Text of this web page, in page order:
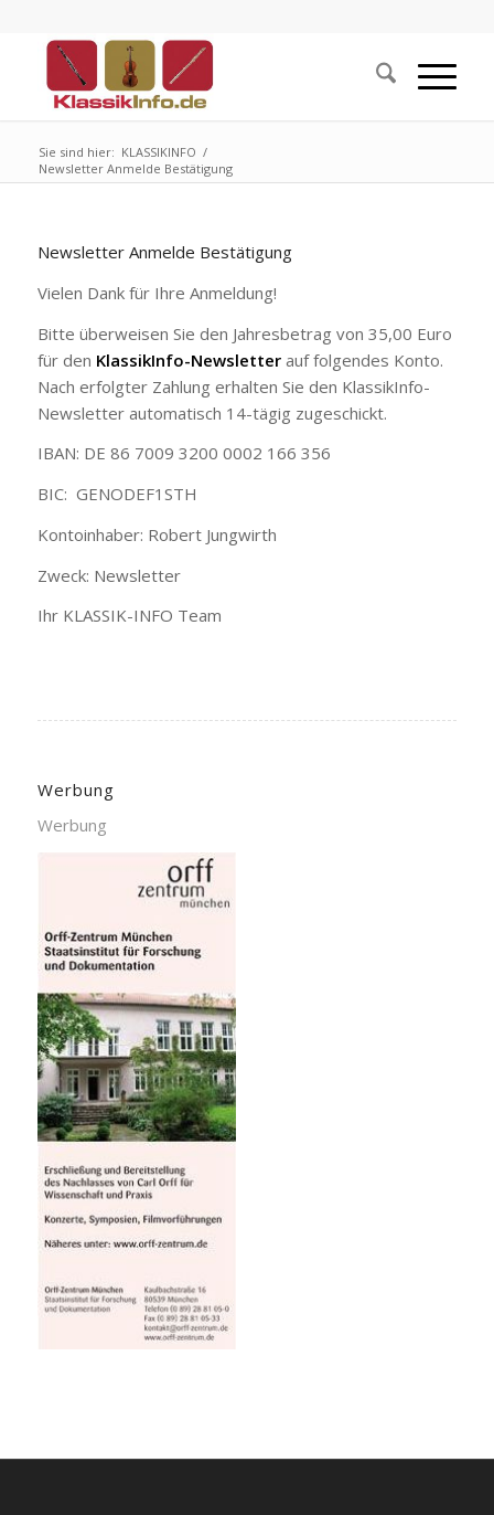
Sie sind hier: KLASSIKINFO /
Newsletter Anmelde Bestätigung
Newsletter Anmelde Bestätigung
Vielen Dank für Ihre Anmeldung!
Bitte überweisen Sie den Jahresbetrag von 35,00 Euro
für den KlassikInfo-Newsletterauf folgendes Konto.
Nach erfolgter Zahlung erhalten Sie den KlassikInfo-
Newsletter automatisch 14-tägig zugeschickt.
IBAN: DE 86 7009 3200 0002 166 356
BIC: GENODEF1STH
Kontoinhaber: Robert Jungwirth
Zweck: Newsletter
Ihr KLASSIK-INFO Team
Werbung
Werbung